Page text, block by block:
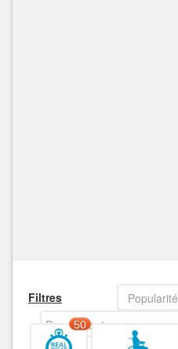
Filtres
Popularité
Decroissant
50